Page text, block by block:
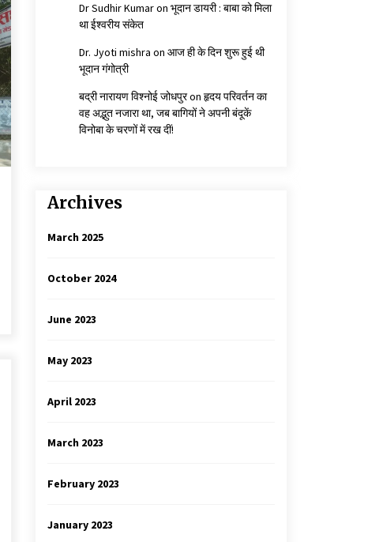
Dr Sudhir Kumaron भूदान डायरी : बाबा को मिला
था ईश्वरीय संकेत
Dr. Jyoti mishra on आज ही के दिन शुरू हुई थी
भूदान गंगोत्री
बद्री नारायण विश्नोई जोधपुरon हृदय परिवर्तन का
वह अद्भुत नजारा था, जब बागियों ने अपनी बंदूकें
विनोबा के चरणों में रख दीं!
Archives
March 2025
October 2024
June 2023
May 2023
April 2023
March 2023
February 2023
January 2023